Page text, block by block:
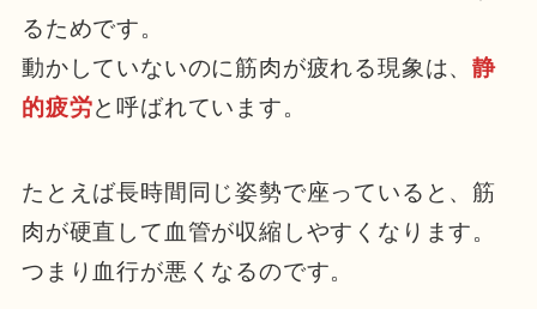
るためです。
動かしていないのに筋肉が疲れる現象は、静
的疲労と呼ばれています。
たとえば長時間同じ姿勢で座っていると、筋
肉が硬直して血管が収縮しやすくなります。
つまり血行が悪くなるのです。